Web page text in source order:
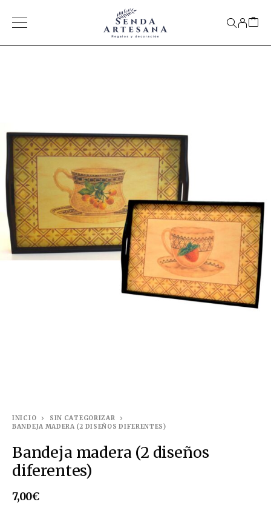
INICIO
SIN CATEGORIZAR
BANDEJA MADERA (2 DISEÑOS DIFERENTES)
Bandeja madera (2 diseños
diferentes)
7,00€